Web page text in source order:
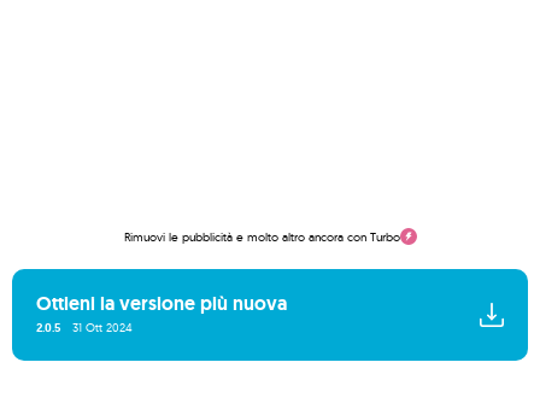
Rimuovi le pubblicità e molto altro ancora con Turbo
Ottieni la versione più nuova
2.0.5 31 Ott 2024